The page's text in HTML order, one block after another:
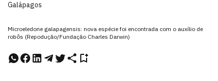
Galápagos
Microeledone galapagensis: nova espécie foi encontrada com o auxílio de
robôs (Repodução/Fundação Charles Darwin)